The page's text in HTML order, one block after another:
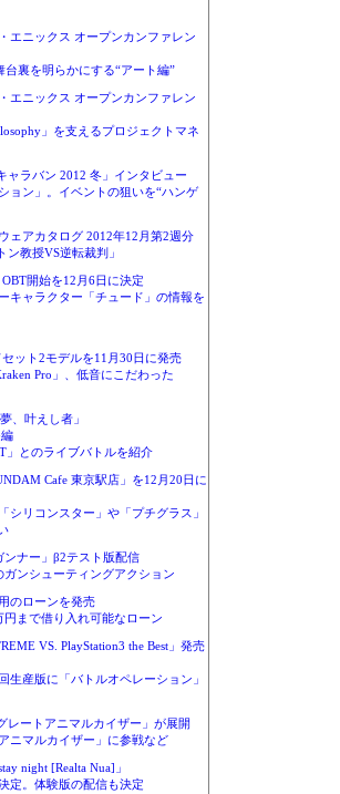
エニックス オープンカンファレン
台裏を明らかにする“アート編”
エニックス オープンカンファレン
」を支えるプロジェクトマネ
ャラバン 2012 冬」インタビュー
ョン」。イベントの狙いを“ハンゲ
ェアカタログ 2012年12月第2週分
教授VS逆転裁判」
開始を12月6日に決定
キャラクター「チュード」の情報を
ット2モデルを11月30日に発売
Pro」、低音にこだわった
、叶えし者」
」とのライブバトルを紹介
Cafe 東京駅店」を12月20日に
シリコンスター」や「プチグラス」
ナー」β2テスト版配信
ンシューティングアクション
のローンを発売
円まで借り入れ可能なローン
VS. PlayStation3 the Best」発売
生産版に「バトルオペレーション」
レートアニマルカイザー」が展開
ニマルカイザー」に参戦など
night [Realta Nua]」
定。体験版の配信も決定